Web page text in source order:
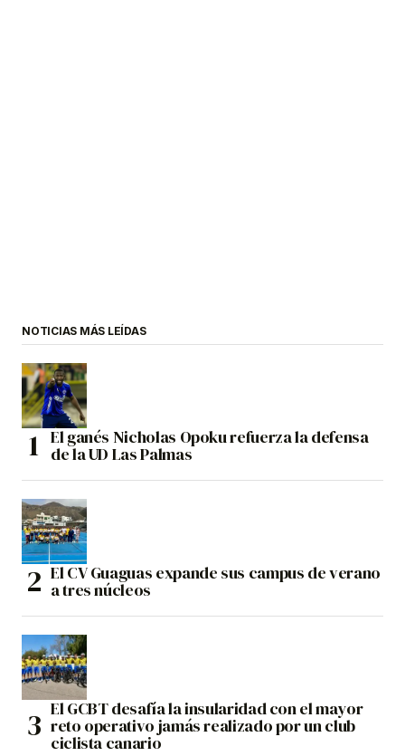
NOTICIAS MÁS LEÍDAS
El ganés Nicholas Opoku refuerza la defensa
de la UD Las Palmas
El CV Guaguas expande sus campus de verano
a tres núcleos
El GCBT desafía la insularidad con el mayor
reto operativo jamás realizado por un club
ciclista canario